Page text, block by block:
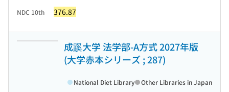
NDC 10th 376.87
成蹊大学 法学部-A方式 2027年版
(大学赤本シリーズ ; 287)
National Diet Library Other Libraries in Japan